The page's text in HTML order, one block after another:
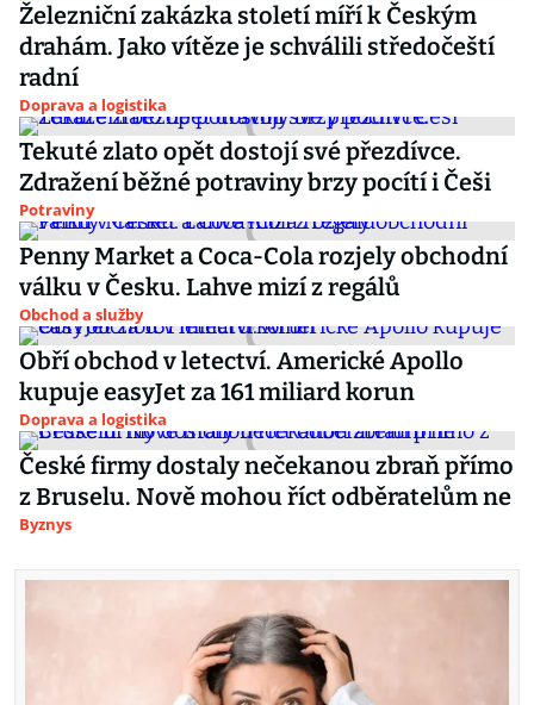
Železniční zakázka století míří k Českým
drahám. Jako vítěze je schválili středočeští
radní
Doprava a logistika
Tekuté zlato opět dostojí své přezdívce.
Zdražení běžné potraviny brzy pocítí i Češi
Potraviny
Penny Market a Coca-Cola rozjely obchodní
válku v Česku. Lahve mizí z regálů
Obchod a služby
Obří obchod v letectví. Americké Apollo
kupuje easyJet za 161 miliard korun
Doprava a logistika
České firmy dostaly nečekanou zbraň přímo
z Bruselu. Nově mohou říct odběratelům ne
Byznys